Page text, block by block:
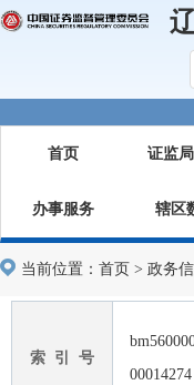
首页 证监
办事服务 辖区
当前位置： 首页 > 政务
索 引 号
00014274